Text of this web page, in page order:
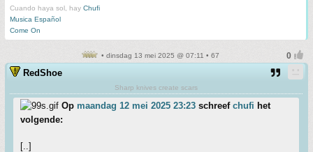
Cuando haya sol, hay Chufi
Musica Español
Come On
• dinsdag 13 mei 2025 @ 07:11 • 67
RedShoe
Sharp knives create scars
Op maandag 12 mei 2025 23:23 schreef chufi het
volgende:
[..]